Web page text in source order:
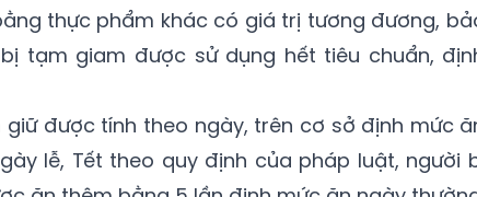
thực phẩm khác có giá trị tương đương,
tạm giam được sử dụng hết tiêu chuẩn,
được tính theo ngày, trên cơ sở định mức
lễ, Tết theo quy định của pháp luật, người